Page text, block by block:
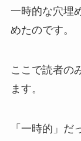
一時的な穴埋
めたのです。
ここで読者の
ます。
「一時的」